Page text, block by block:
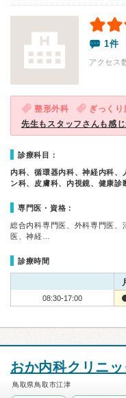
1件
アクセス
整形外科 ぎっくり
先生もスタッフさんも感
診療科目：
内科、循環器内科、神経内科、
ン科、皮膚科、内視鏡、健康診
専門医・資格：
総合内科専門医、外科専門医、
医、神経…
診療時間
08:30-17:00
おか内科クリニッ
鳥取県鳥取市江津